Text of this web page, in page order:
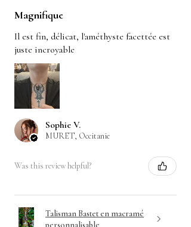
Magnifique
Il est fin, délicat, l'améthyste facettée est
juste incroyable
Sophie V.
MURET, Occitanie
Was this review helpful?
Talisman Bastet en macramé
personnalisable